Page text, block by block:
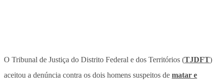
O Tribunal de Justiça do Distrito Federal e dos Territórios (TJDFT)
aceitou a denúncia contra os dois homens suspeitos de matar e